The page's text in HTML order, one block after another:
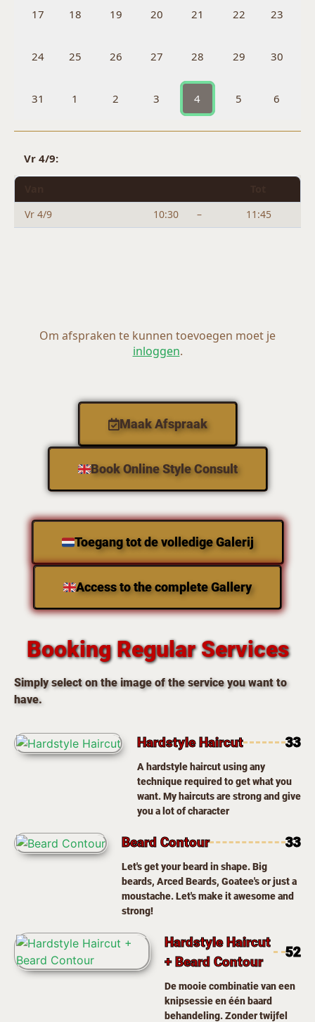
Maak Afspraak
Book Online Style Consult
Toegang tot de volledige Galerij
Access to the complete Gallery
Booking Regular Services
Simply select on the image of the service you want to
have.
Hardstyle Haircut 33
A hardstyle haircut using any
technique required to get what you
want. My haircuts are strong and give
you a lot of character
Beard Contour 33
Let's get your beard in shape. Big
beards, Arced Beards, Goatee's or just a
moustache. Let's make it awesome and
strong!
Hardstyle Haircut
+ Beard Contour
52
De mooie combinatie van een
knipsessie en één baard
behandeling. Zonder twijfel